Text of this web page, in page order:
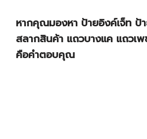
หากคุณมองหา ป้ายอิงค์เจ็ท ป้
สลากสินค้า แถวบางแค แถวเพ
คือคำตอบคุณ